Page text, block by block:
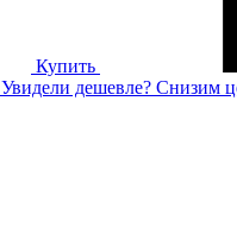
Купить
Увидели дешевле? Снизим